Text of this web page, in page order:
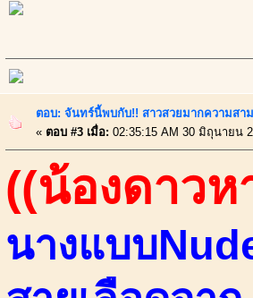
ตอบ: จันทร์นี้พบกับ!! สาวสวยมากความสา
« ตอบ #3 เมื่อ: 02:35:15 AM 30 มิถุนายน
((น้องดาวห
นางแบบ